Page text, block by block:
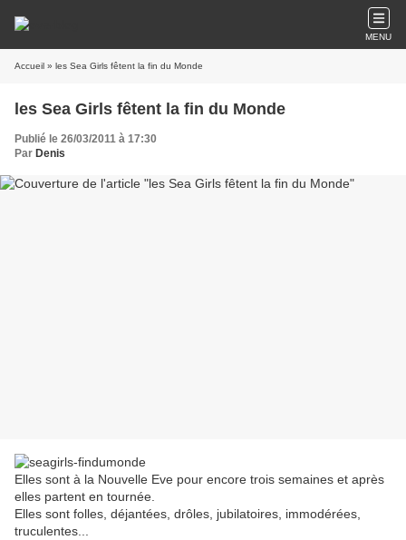
MENU
Accueil » les Sea Girls fêtent la fin du Monde
les Sea Girls fêtent la fin du Monde
Publié le 26/03/2011 à 17:30
Par Denis
Elles sont à la Nouvelle Eve pour encore trois semaines et après
elles partent en tournée.
Elles sont folles, déjantées, drôles, jubilatoires, immodérées,
truculentes...